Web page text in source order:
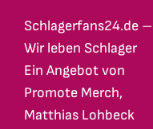
Schlagerfans24.de –
Wir leben Schlager
Ein Angebot von
Promote Merch,
Matthias Lohbeck